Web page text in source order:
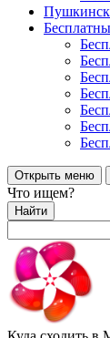
Открыть меню
Что ищем?
Найти